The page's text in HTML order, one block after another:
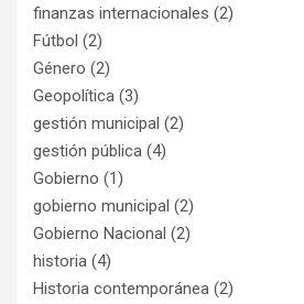
finanzas internacionales (2)
Fútbol (2)
Género (2)
Geopolítica (3)
gestión municipal (2)
gestión pública (4)
Gobierno (1)
gobierno municipal (2)
Gobierno Nacional (2)
historia (4)
Historia contemporánea (2)